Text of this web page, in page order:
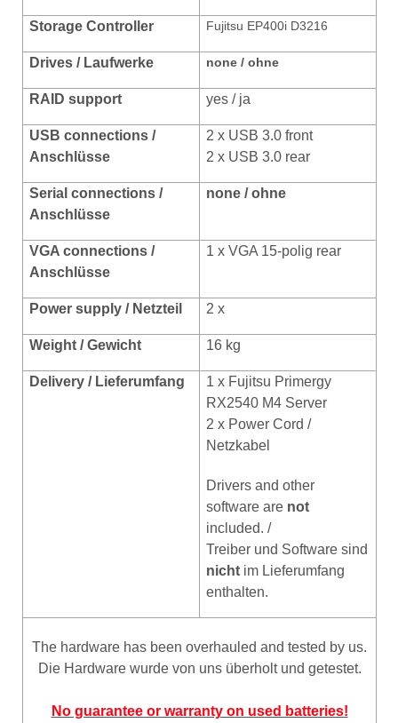
Storage Controller Fujitsu EP400i D3216
Drives / Laufwerke none / ohne
RAID support yes / ja
USB connections /
Anschlüsse
2 x USB 3.0 front
2 x USB 3.0 rear
Serial connections /
Anschlüsse
none / ohne
VGA connections /
Anschlüsse
1 x VGA 15-polig rear
Power supply / Netzteil 2 x
Weight / Gewicht 16 kg
Delivery / Lieferumfang
1 x Fujitsu Primergy
RX2540 M4 Server
2 x Power Cord /
Netzkabel
Drivers and other
software are not
included. /
Treiber und Software sind
nicht im Lieferumfang
enthalten.
The hardware has been overhauled and tested by us.
Die Hardware wurde von uns überholt und getestet.
No guarantee or warranty on used batteries!